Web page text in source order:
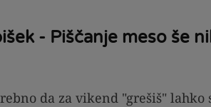
- Piščanje meso še
da za vikend "grešiš" lahko